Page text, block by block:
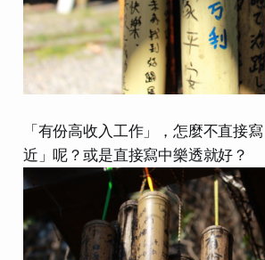
「有份高收入工作」，怎麼不直接
近」呢？或是直接寫中樂透就好？